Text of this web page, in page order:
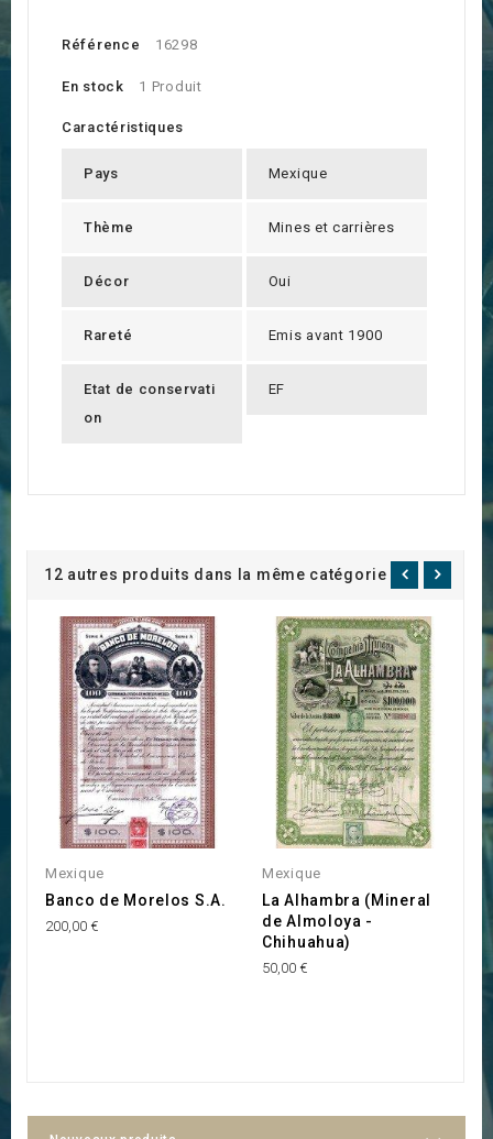
Référence 16298
En stock 1 Produit
Caractéristiques
Pays Mexique
Thème Mines et carrières
Décor Oui
Rareté Emis avant 1900
Etat de conservati
on
EF
12 autres produits dans la même catégorie :
Mexique
Banco de Morelos S.A.
200,00 €
Mexique
La Alhambra (Mineral
de Almoloya -
Chihuahua)
50,00 €